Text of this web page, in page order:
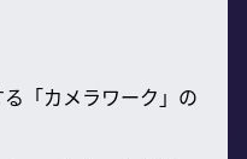
「カメラワーク」の